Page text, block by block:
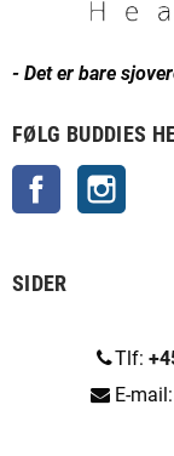
- Det er bare
FØLG BUDDIES
Facebook
SIDER
Tlf:
E-mail: